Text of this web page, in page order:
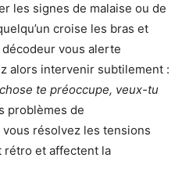
les signes de malaise ou de
croise les bras et
vous alerte
alors intervenir subtilement :
te préoccupe, veux-tu
problèmes de
résolvez les tensions
rétro et affectent la